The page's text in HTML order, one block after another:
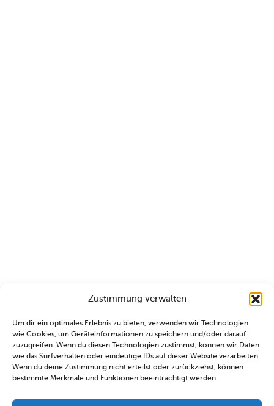
Zustimmung verwalten
Um dir ein optimales Erlebnis zu bieten, verwenden wir Technologien
wie Cookies, um Geräteinformationen zu speichern und/oder darauf
zuzugreifen. Wenn du diesen Technologien zustimmst, können wir Daten
wie das Surfverhalten oder eindeutige IDs auf dieser Website verarbeiten.
Wenn du deine Zustimmung nicht erteilst oder zurückziehst, können
bestimmte Merkmale und Funktionen beeinträchtigt werden.